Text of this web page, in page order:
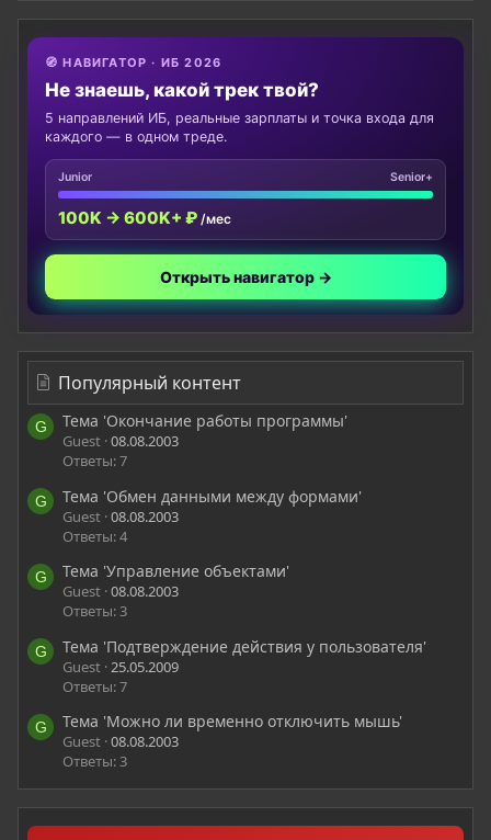
🧭 НАВИГАТОР · ИБ 2026
Не знаешь, какой трек твой?
5 направлений ИБ, реальные зарплаты и точка входа для
каждого — в одном треде.
Junior Senior+
100K → 600K+ ₽ /мес
Открыть навигатор →
Популярный контент
G Тема 'Окончание работы программы'
Guest 08.08.2003
Ответы: 7
G Тема 'Обмен данными между формами'
Guest 08.08.2003
Ответы: 4
G Тема 'Управление объектами'
Guest 08.08.2003
Ответы: 3
G Тема 'Подтверждение действия у пользователя'
Guest 25.05.2009
Ответы: 7
G Тема 'Можно ли временно отключить мышь'
Guest 08.08.2003
Ответы: 3